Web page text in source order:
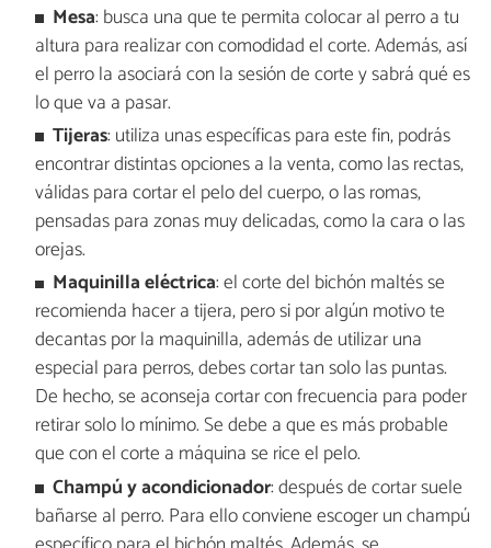
Mesa: busca una que te permita colocar al perro a tu
altura para realizar con comodidad el corte. Además, así
el perro la asociará con la sesión de corte y sabrá qué es
lo que va a pasar.
Tijeras: utiliza unas específicas para este fin, podrás
encontrar distintas opciones a la venta, como las rectas,
válidas para cortar el pelo del cuerpo, o las romas,
pensadas para zonas muy delicadas, como la cara o las
orejas.
Maquinilla eléctrica: el corte del bichón maltés se
recomienda hacer a tijera, pero si por algún motivo te
decantas por la maquinilla, además de utilizar una
especial para perros, debes cortar tan solo las puntas.
De hecho, se aconseja cortar con frecuencia para poder
retirar solo lo mínimo. Se debe a que es más probable
que con el corte a máquina se rice el pelo.
Champú y acondicionador: después de cortar suele
bañarse al perro. Para ello conviene escoger un champú